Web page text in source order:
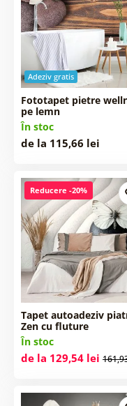
Adeziv gratis
Fototapet pietre
pe lemn
În stoc
de la 115,66 lei
Reducere -20%
Tapet autoadeziv
Zen cu fluture
În stoc
de la 129,54 lei